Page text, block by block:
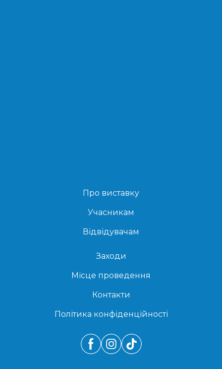
Про виставку
Учасникам
Відвідувачам
Заходи
Місце проведення
Контакти
Політика конфіденційності